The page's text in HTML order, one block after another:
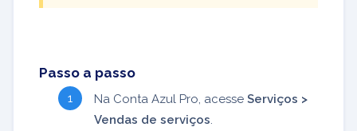
Passo a passo
Na Conta Azul Pro, acesse Serviços >
Vendas de serviços